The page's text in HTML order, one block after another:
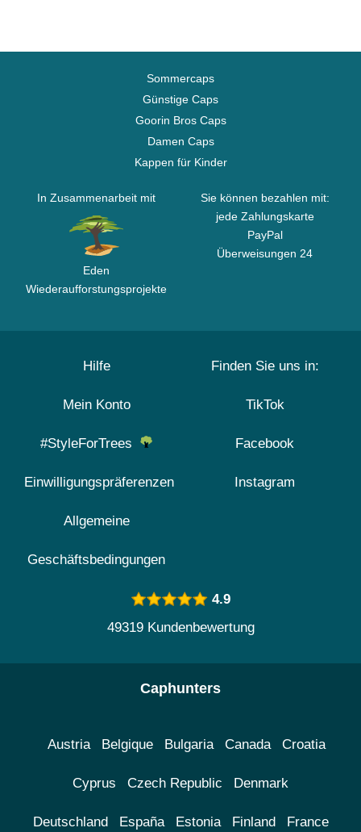
Sommercaps
Günstige Caps
Goorin Bros Caps
Damen Caps
Kappen für Kinder
In Zusammenarbeit mit
Eden
Wiederaufforstungsprojekte
Sie können bezahlen mit:
jede Zahlungskarte
PayPal
Überweisungen 24
Hilfe
Mein Konto
#StyleForTrees
Einwilligungspräferenzen
Allgemeine
Geschäftsbedingungen
Finden Sie uns in:
TikTok
Facebook
Instagram
4.9
49319 Kundenbewertung
Caphunters
Austria Belgique Bulgaria Canada Croatia
Cyprus Czech Republic Denmark
Deutschland España Estonia Finland France